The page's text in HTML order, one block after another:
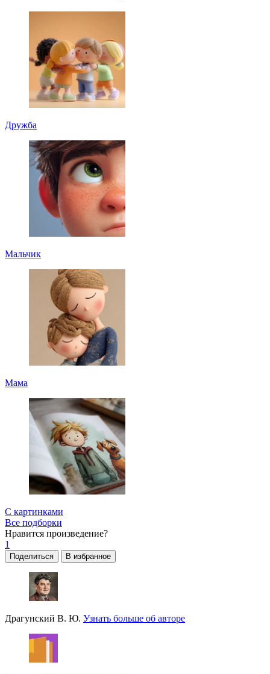
Дружба
Мальчик
Мама
С картинками
Все подборки
Нравится произведение?
1
Поделиться В избранное
Драгунский В. Ю. Узнать больше об авторе